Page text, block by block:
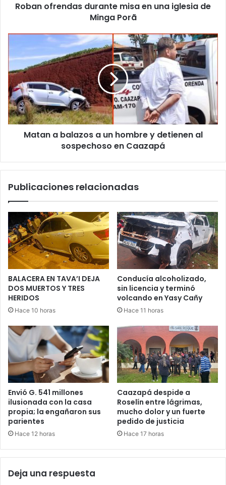
Roban ofrendas durante misa en una iglesia de
Minga Porã
Matan a balazos a un hombre y detienen al
sospechoso en Caazapá
Publicaciones relacionadas
BALACERA EN TAVA’I DEJA
DOS MUERTOS Y TRES
HERIDOS
Hace 10 horas
Conducía alcoholizado,
sin licencia y terminó
volcando en Yasy Cañy
Hace 11 horas
Envió G. 541 millones
ilusionada con la casa
propia; la engañaron sus
parientes
Hace 12 horas
Caazapá despide a
Roselín entre lágrimas,
mucho dolor y un fuerte
pedido de justicia
Hace 17 horas
Deja una respuesta